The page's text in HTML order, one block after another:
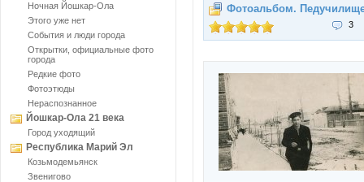
Ночная Йошкар-Ола
Этого уже нет
События и люди города
Открытки, официальные фото
города
Редкие фото
Фотоэтюды
Нераспознанное
Йошкар-Ола 21 века
Город уходящий
Республика Марий Эл
Козьмодемьянск
Звенигово
Фотоальбом.
3